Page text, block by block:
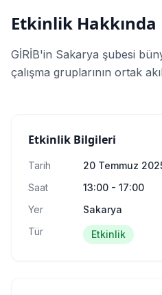
Etkinlik Hakkında
GİRİB'in Sakarya şubesi
çalışma gruplarının ortak
Etkinlik Bilgileri
Tarih
20 Temmuz
Saat
13:00 - 17:00
Yer
Sakarya
Tür
Etkinlik